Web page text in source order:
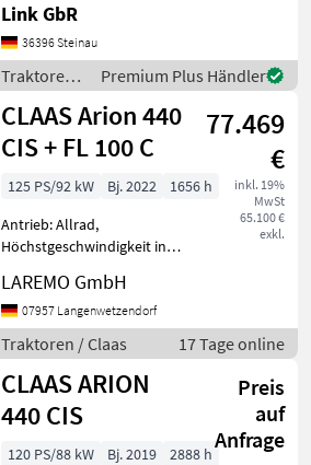
Lastschaltgetriebe,
Plattform: Kabine,
Klimaanlage,
Zapfwellendrehzahl:
540/540E/1000/1000E
Frontlader Claas FL
Link GbR
36396 Steinau
Traktoren /
Claas
Premium Plus Händler
CLAAS Arion 440
CIS + FL 100 C
77.469
€
inkl. 19%
MwSt
65.100 €
exkl.
125 PS/92 kW Bj. 2022
1656 h
Antrieb: Allrad,
Höchstgeschwindigkeit in
Kabine,
Zapfwellendrehzahl:
540/750/1000 -
Standardtraktor mit 4-
Zylinder FPT Motor mit
max. 125 PS
LAREMO GmbH
07957 Langenwetzendorf
Traktoren / Claas 17 Tage online
CLAAS ARION
440 CIS
Preis
auf
Anfrage
120 PS/88 kW Bj. 2019
2888 h